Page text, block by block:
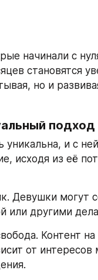
начинали с
становятся
но и
подход
и с
исходя из её
Девушки могут
или другими
Контент
от